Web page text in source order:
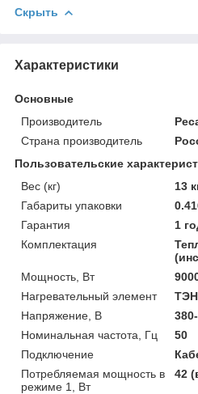
Скрыть
Характеристики
Основные
Производитель
Страна производитель
Пользовательские
Вес (кг)
13
Габариты упаковки
Гарантия
1
Комплектация
Мощность, Вт
Нагревательный элемент
ТЭН
Напряжение, В
Номинальная частота, Гц
50
Подключение
Потребляемая мощность в
режиме 1, Вт
42